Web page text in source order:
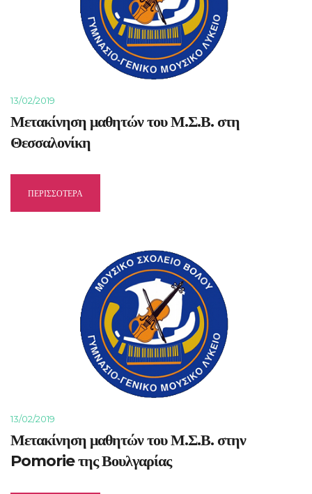
13/02/2019
Μετακίνηση μαθητών του Μ.Σ.Β. στη
Θεσσαλονίκη
ΠΕΡΙΣΣΟΤΕΡΑ
13/02/2019
Μετακίνηση μαθητών του Μ.Σ.Β. στην
Pomorie της Βουλγαρίας